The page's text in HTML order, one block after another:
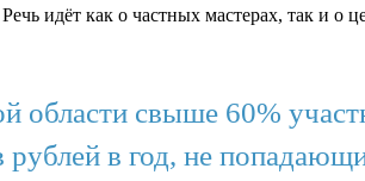
Речь идёт как о частных мастерах, так и о
свыше 60%
рублей в год, не